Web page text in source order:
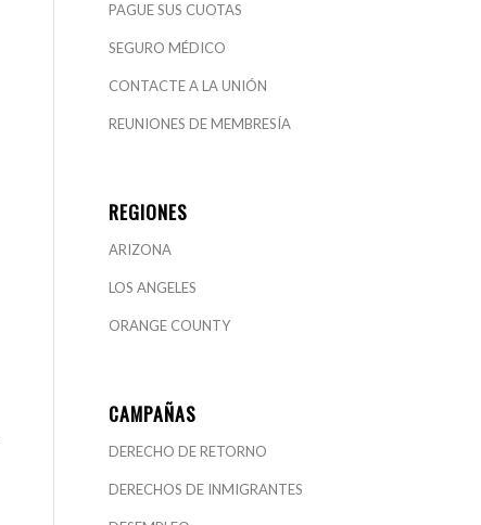
PAGUE SUS CUOTAS
SEGURO MÉDICO
CONTACTE A LA UNIÓN
REUNIONES DE MEMBRESÍA
REGIONES
ARIZONA
LOS ANGELES
ORANGE COUNTY
CAMPAÑAS
DERECHO DE RETORNO
DERECHOS DE INMIGRANTES